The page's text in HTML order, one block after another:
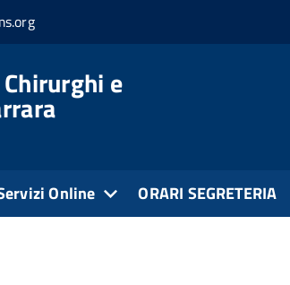
e
Online ORARI SEGRETERIA